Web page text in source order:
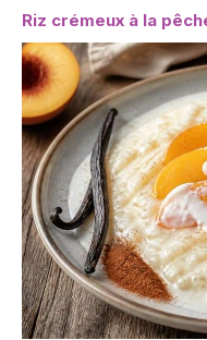
Riz crémeux à la